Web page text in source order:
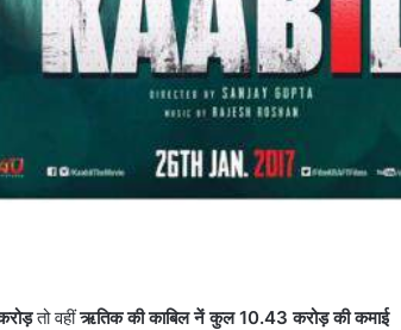
तो वहींऋतिक की काबिल नें कुल 10.43 करोड़ की कमाई